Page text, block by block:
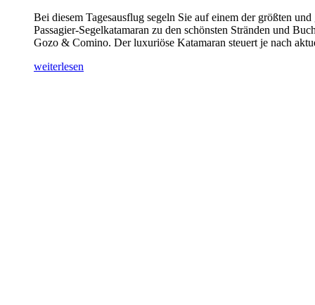
Bei diesem Tagesausflug segeln Sie auf einem der größten und
Passagier-Segelkatamaran zu den schönsten Stränden und
Gozo & Comino. Der luxuriöse Katamaran steuert je nach
weiterlesen